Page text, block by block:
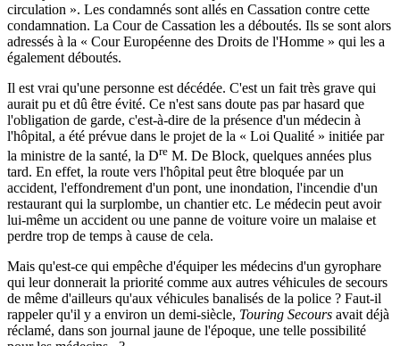
circulation ». Les condamnés sont allés en Cassation contre cette
condamnation. La Cour de Cassation les a déboutés. Ils se sont alors
adressés à la « Cour Européenne des Droits de l'Homme » qui les a
également déboutés.
Il est vrai qu'une personne est décédée. C'est un fait très grave qui
aurait pu et dû être évité. Ce n'est sans doute pas par hasard que
l'obligation de garde, c'est-à-dire de la présence d'un médecin à
l'hôpital, a été prévue dans le projet de la « Loi Qualité » initiée par
la ministre de la santé, la Dre M. De Block, quelques années plus
tard. En effet, la route vers l'hôpital peut être bloquée par un
accident, l'effondrement d'un pont, une inondation, l'incendie d'un
restaurant qui la surplombe, un chantier etc. Le médecin peut avoir
lui-même un accident ou une panne de voiture voire un malaise et
perdre trop de temps à cause de cela.
Mais qu'est-ce qui empêche d'équiper les médecins d'un gyrophare
qui leur donnerait la priorité comme aux autres véhicules de secours
de même d'ailleurs qu'aux véhicules banalisés de la police ? Faut-il
rappeler qu'il y a environ un demi-siècle, Touring Secours avait déjà
réclamé, dans son journal jaune de l'époque, une telle possibilité